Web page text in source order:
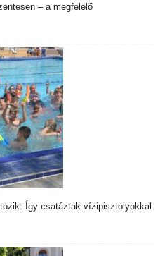
– a megfelelő
Így csatáztak vízipisztolyokkal